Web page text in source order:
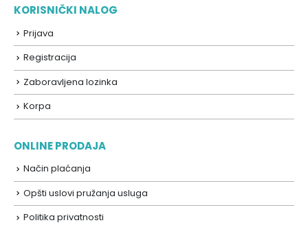
KORISNIČKI NALOG
Prijava
Registracija
Zaboravljena lozinka
Korpa
ONLINE PRODAJA
Način plaćanja
Opšti uslovi pružanja usluga
Politika privatnosti